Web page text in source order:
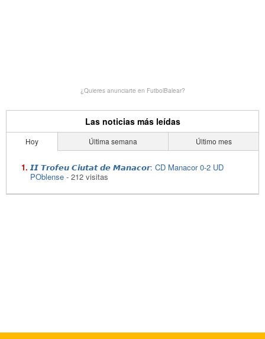
¿Quieres anunciarte en FutbolBalear?
Las noticias más leídas
Hoy Última semana Último mes
𝙄𝙄 𝙏𝙧𝙤𝙛𝙚𝙪 𝘾𝙞𝙪𝙩𝙖𝙩 𝙙𝙚 𝙈𝙖𝙣𝙖𝙘𝙤𝙧: CD Manacor 0-2 UD
POblense - 212 visitas